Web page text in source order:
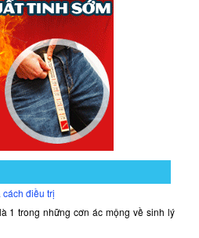
điều trị
1 trong những cơn ác mộng về sinh lý